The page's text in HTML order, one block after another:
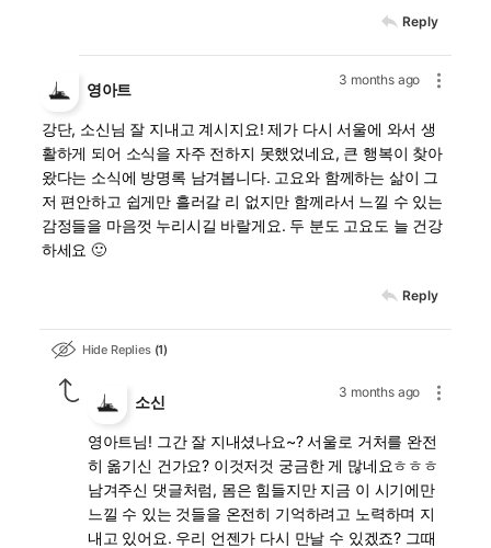
Reply
3 months ago
영아트
강단, 소신님 잘 지내고 계시지요! 제가 다시 서울에 와서 생
활하게 되어 소식을 자주 전하지 못했었네요, 큰 행복이 찾아
왔다는 소식에 방명록 남겨봅니다. 고요와 함께하는 삶이 그
저 편안하고 쉽게만 흘러갈 리 없지만 함께라서 느낄 수 있는
감정들을 마음껏 누리시길 바랄게요. 두 분도 고요도 늘 건강
하세요 🙂
Reply
Hide Replies 1
3 months ago
소신
영아트님! 그간 잘 지내셨나요~? 서울로 거처를 완전
히 옮기신 건가요? 이것저것 궁금한 게 많네요ㅎㅎㅎ
남겨주신 댓글처럼, 몸은 힘들지만 지금 이 시기에만
느낄 수 있는 것들을 온전히 기억하려고 노력하며 지
내고 있어요. 우리 언젠가 다시 만날 수 있겠죠? 그때